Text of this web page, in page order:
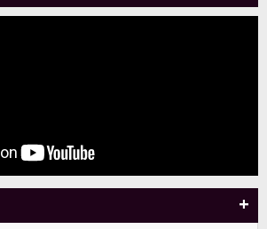
+